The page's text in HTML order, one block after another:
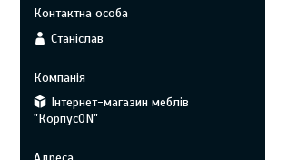
Станіслав
Інтернет-магазин меблів
"КорпусON"